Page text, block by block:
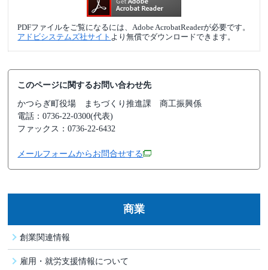
PDFファイルをご覧になるには、Adobe AcrobatReaderが必要です。
アドビシステムズ社サイト より無償でダウンロードできます。
このページに関するお問い合わせ先
かつらぎ町役場
まちづくり推進課 商工振興係
電話：0736-22-0300(代表)
ファックス：0736-22-6432
メールフォームからお問合せする
商業
創業関連情報
雇用・就労支援情報について